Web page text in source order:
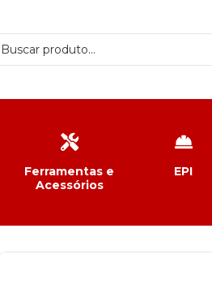
Ferramentas e
Acessórios
EPI